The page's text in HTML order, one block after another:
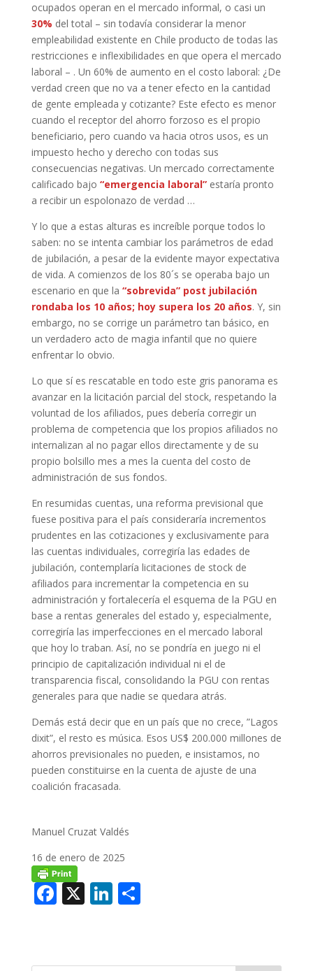
ocupados operan en el mercado informal, o casi un
30% del total – sin todavía considerar la menor
empleabilidad existente en Chile producto de todas las
restricciones e inflexibilidades en que opera el mercado
laboral – . Un 60% de aumento en el costo laboral: ¿De
verdad creen que no va a tener efecto en la cantidad
de gente empleada y cotizante? Este efecto es menor
cuando el receptor del ahorro forzoso es el propio
beneficiario, pero cuando va hacia otros usos, es un
impuesto hecho y derecho con todas sus
consecuencias negativas. Un mercado correctamente
calificado bajo “emergencia laboral”estaría pronto
a recibir un espolonazo de verdad …
Y lo que a estas alturas es increíble porque todos lo
saben: no se intenta cambiar los parámetros de edad
de jubilación, a pesar de la evidente mayor expectativa
de vida. A comienzos de los 80´s se operaba bajo un
escenario en que la “sobrevida” post jubilación
rondaba los 10 años; hoy supera los 20 años. Y, sin
embargo, no se corrige un parámetro tan básico, en
un verdadero acto de magia infantil que no quiere
enfrentar lo obvio.
Lo que sí es rescatable en todo este gris panorama es
avanzar en la licitación parcial del stock, respetando la
voluntad de los afiliados, pues debería corregir un
problema de competencia que los propios afiliados no
internalizan al no pagar ellos directamente y de su
propio bolsillo mes a mes la cuenta del costo de
administración de sus fondos.
En resumidas cuentas, una reforma previsional que
fuese positiva para el país consideraría incrementos
prudentes en las cotizaciones y exclusivamente para
las cuentas individuales, corregiría las edades de
jubilación, contemplaría licitaciones de stock de
afiliados para incrementar la competencia en su
administración y fortalecería el esquema de la PGU en
base a rentas generales del estado y, especialmente,
corregiría las imperfecciones en el mercado laboral
que hoy lo traban. Así, no se pondría en juego ni el
principio de capitalización individual ni el de
transparencia fiscal, consolidando la PGU con rentas
generales para que nadie se quedara atrás.
Demás está decir que en un país que no crece, ”Lagos
dixit”, el resto es música. Esos US$ 200.000 millones de
ahorros previsionales no pueden, e insistamos, no
pueden constituirse en la cuenta de ajuste de una
coalición fracasada.
Manuel Cruzat Valdés
16 de enero de 2025
F
b
X Li
e
C
p